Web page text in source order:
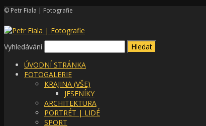
© Petr Fiala | Fotografie
Vyhledávání
ÚVODNÍ STRÁNKA
FOTOGALERIE
KRAJINA (VŠE)
JESENÍKY
ARCHITEKTURA
PORTRÉT | LIDÉ
SPORT